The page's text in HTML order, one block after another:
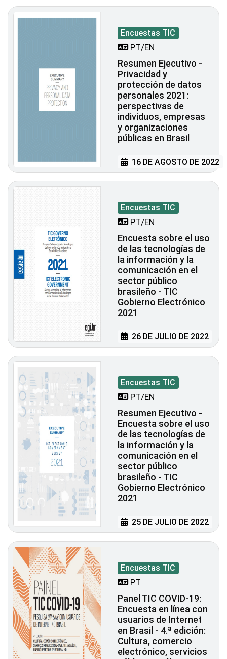
Encuestas TIC
PT/EN
Resumen Ejecutivo -
Privacidad y
protección de datos
personales 2021:
perspectivas de
individuos, empresas
y organizaciones
públicas en Brasil
16 DE AGOSTO DE 2022
Encuestas TIC
PT/EN
Encuesta sobre el uso
de las tecnologías de
la información y la
comunicación en el
sector público
brasileño - TIC
Gobierno Electrónico
2021
26 DE JULIO DE 2022
Encuestas TIC
PT/EN
Resumen Ejecutivo -
Encuesta sobre el uso
de las tecnologías de
la información y la
comunicación en el
sector público
brasileño - TIC
Gobierno Electrónico
2021
25 DE JULIO DE 2022
Encuestas TIC
PT
Panel TIC COVID-19:
Encuesta en línea con
usuarios de Internet
en Brasil - 4.ª edición:
Cultura, comercio
electrónico, servicios